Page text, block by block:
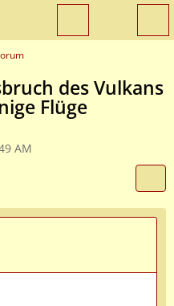
des Vulkans
Flüge
AM